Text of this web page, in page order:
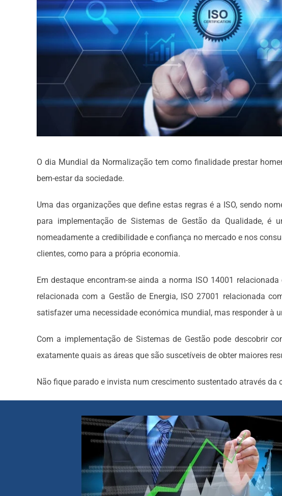
O dia Mundial da Normalização tem como finalidade prestar
bem-estar da sociedade.
Uma das organizações que define estas regras é a ISO, sendo
para implementação de Sistemas de Gestão da Qualidade,
nomeadamente a credibilidade e confiança no mercado e nos
clientes, como para a própria economia.
Em destaque encontram-se ainda a norma ISO 14001
relacionada com a Gestão de Energia, ISO 27001 relacionada
satisfazer uma necessidade económica mundial, mas responder à
Com a implementação de Sistemas de Gestão pode descobrir
exatamente quais as áreas que são suscetíveis de obter maiores
Não fique parado e invista num crescimento sustentado através da